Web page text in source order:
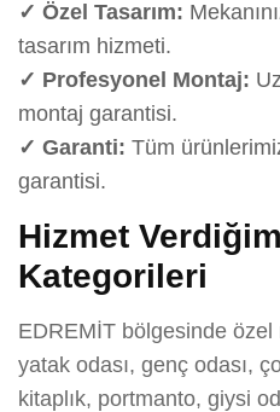
✓ Özel Tasarım:
tasarım hizmeti.
✓ Profesyonel Montaj:
montaj garantisi.
✓ Garanti: Tüm
garantisi.
Hizmet
Kategorileri
EDREMİT bölgesinde özel
yatak odası, genç odası,
kitaplık, portmanto, giysi